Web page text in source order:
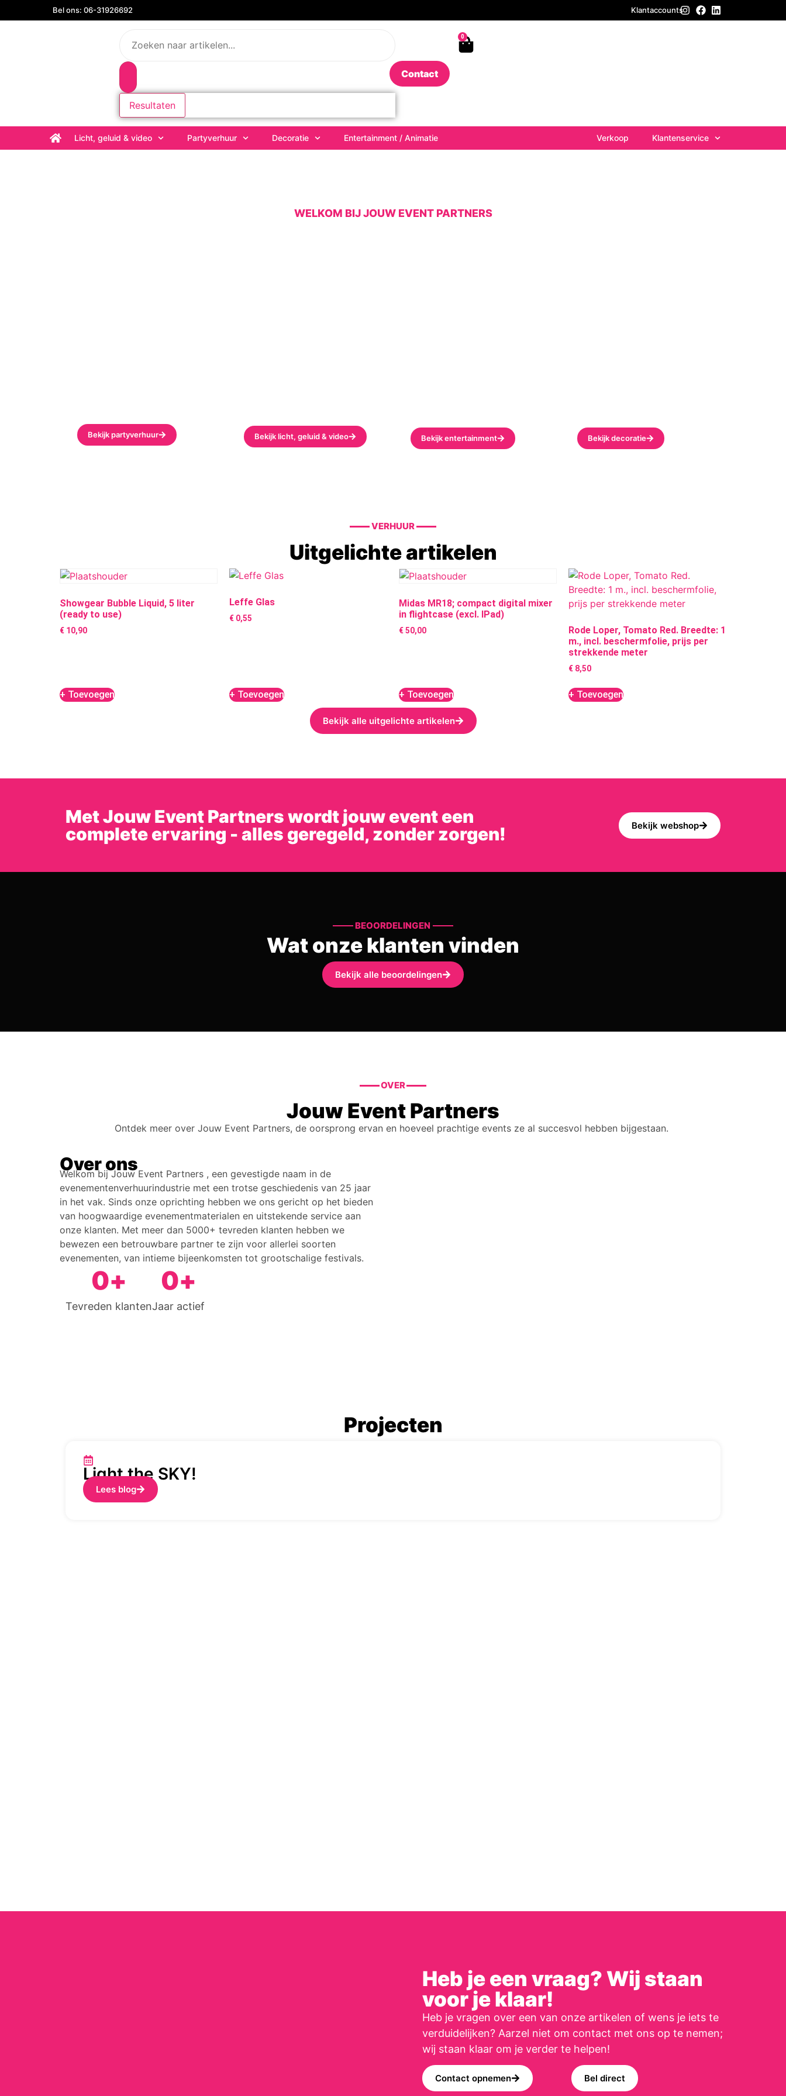
Bel ons: 06-31926692 Klantaccounts
Resultaten
Contact
0
Licht, geluid & video Partyverhuur Decoratie Entertainment / Animatie Verkoop Klantenservice
WELKOM BIJ JOUW EVENT PARTNERS
Jouw partner voor elk feest
Bekijk partyverhuur Bekijk licht, geluid & video Bekijk entertainment Bekijk decoratie
VERHUUR
Uitgelichte artikelen
Showgear Bubble Liquid, 5 liter
(ready to use)
€ 10,90
+ Toevoegen
Leffe Glas
€ 0,55
+ Toevoegen
Midas MR18; compact digital mixer
in flightcase (excl. IPad)
€50,00
+ Toevoegen
Rode Loper, Tomato Red. Breedte: 1
m., incl. beschermfolie, prijs per
strekkende meter
€ 8,50
+ Toevoegen
Bekijk alle uitgelichte artikelen
Met Jouw Event Partners wordt jouw event een
complete ervaring - alles geregeld, zonder zorgen!
Bekijk webshop
BEOORDELINGEN
Wat onze klanten vinden
Bekijk alle beoordelingen
OVER
Jouw Event Partners
Ontdek meer over Jouw Event Partners, de oorsprong ervan en hoeveel prachtige events ze al succesvol hebben bijgestaan.
Over ons
Welkom bij Jouw Event Partners , een gevestigde naam in de
evenementenverhuurindustrie met een trotse geschiedenis van 25 jaar
in het vak. Sinds onze oprichting hebben we ons gericht op het bieden
van hoogwaardige evenementmaterialen en uitstekende service aan
onze klanten. Met meer dan 5000+ tevreden klanten hebben we
bewezen een betrouwbare partner te zijn voor allerlei soorten
evenementen, van intieme bijeenkomsten tot grootschalige festivals.
Tevreden klanten
0+
Jaar actief
0+
Projecten
Light the SKY!
Lees blog
Heb je een vraag? Wij staan
voor je klaar!
Heb je vragen over een van onze artikelen of wens je iets te
verduidelijken? Aarzel niet om contact met ons op te nemen;
wij staan klaar om je verder te helpen!
Contact opnemen Bel direct